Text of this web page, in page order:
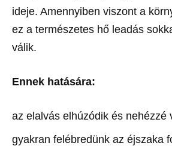
ideje. Amennyiben viszont a
ez a természetes hő leadás
válik.
Ennek hatására:
az elalvás elhúzódik és nehézzé
gyakran felébredünk az éjszaka